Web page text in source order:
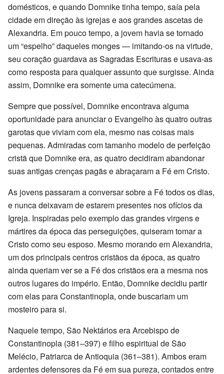
domésticos, e quando Domnike tinha tempo, saía pela
cidade em direção às igrejas e aos grandes ascetas de
Alexandria. Em pouco tempo, a jovem havia se tornado
um “espelho” daqueles monges — imitando-os na virtude,
seu coração guardava as Sagradas Escrituras e usava-as
como resposta para qualquer assunto que surgisse. Ainda
assim, Domnike era somente uma catecúmena.
Sempre que possível, Domnike encontrava alguma
oportunidade para anunciar o Evangelho às quatro outras
garotas que viviam com ela, mesmo nas coisas mais
pequenas. Admiradas com tamanho modelo de perfeição
cristã que Domnike era, as quatro decidiram abandonar
suas antigas crenças pagãs e abraçaram a Fé em Cristo.
As jovens passaram a conversar sobre a Fé todos os dias,
e nunca deixavam de estarem presentes nos ofícios da
Igreja. Inspiradas pelo exemplo das grandes virgens e
mártires da época das perseguições, quiseram tomar a
Cristo como seu esposo. Mesmo morando em Alexandria,
um dos principais centros cristãos da época, as quatro
ainda queriam ver se a Fé dos cristãos era a mesma nos
outros lugares do império. Então, Domnike decidiu partir
com elas para Constantinopla, onde buscariam um
mosteiro para si.
Naquele tempo, São Nektários era Arcebispo de
Constantinopla (381–397) e filho espiritual de São
Melécio, Patriarca de Antioquia (361–381). Ambos eram
ardentes defensores da Fé em sua pureza, contados entre